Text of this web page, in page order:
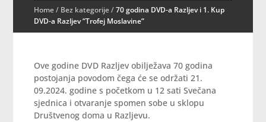
Home/ Bez kategorije/70 godina DVD-a Razljev i 1. Kup
DVD-a Razljev “Trofej Moslavine”
Ove godine DVD Razljev obilježava 70 godina
postojanja povodom čega će se održati 21.
09.2024. godine s početkom u 12 sati Svečana
sjednica i otvaranje spomen sobe u sklopu
Društvenog doma u Razljevu.